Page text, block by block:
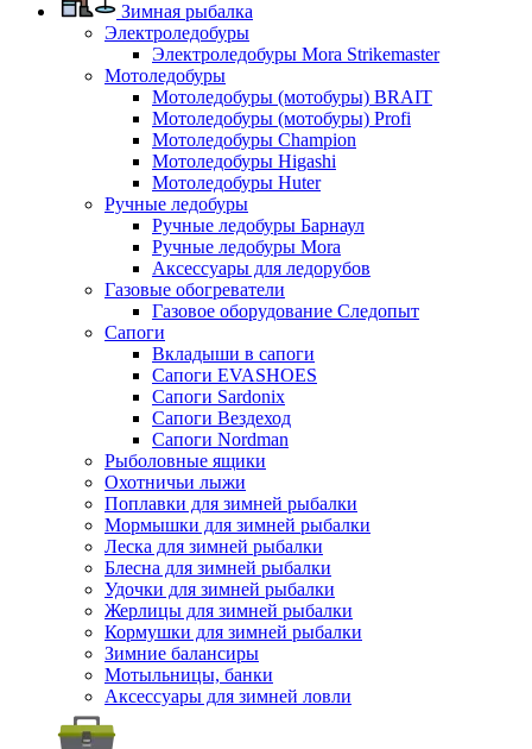
Зимная рыбалка
Электроледобуры
Электроледобуры Mora Strikemaster
Мотоледобуры
Мотоледобуры (мотобуры) BRAIT
Мотоледобуры (мотобуры) Profi
Мотоледобуры Champion
Мотоледобуры Higashi
Мотоледобуры Huter
Ручные ледобуры
Ручные ледобуры Барнаул
Ручные ледобуры Mora
Аксессуары для ледорубов
Газовые обогреватели
Газовое оборудование Следопыт
Сапоги
Вкладыши в сапоги
Сапоги EVASHOES
Сапоги Sardonix
Сапоги Вездеход
Сапоги Nordman
Рыболовные ящики
Охотничьи лыжи
Поплавки для зимней рыбалки
Мормышки для зимней рыбалки
Леска для зимней рыбалки
Блесна для зимней рыбалки
Удочки для зимней рыбалки
Жерлицы для зимней рыбалки
Кормушки для зимней рыбалки
Зимние балансиры
Мотыльницы, банки
Аксессуары для зимней ловли